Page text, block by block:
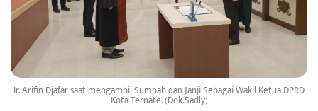
Ir. Arifin Djafar saat mengambil Sumpah dan Janji Sebagai Wakil Ketua DPRD
Kota Ternate. (Dok.Sadly)